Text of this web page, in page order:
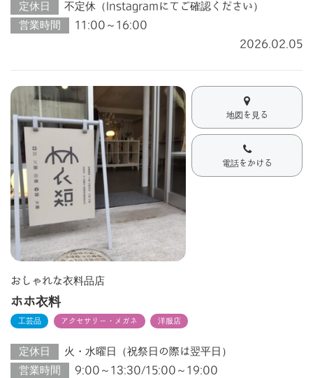
定休日
不定休（Instagramにてご確認ください）
営業時間
11:00～16:00
2026.02.05
地図を見る
電話をかける
おしゃれな衣料品店
ホホ衣料
工芸品 アクセサリー・メガネ 洋服店
定休日
火・水曜日（祝祭日の際は翌平日）
営業時間
9:00～13:30/15:00～19:00